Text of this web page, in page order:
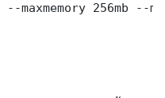
--maxmemory 256mb --